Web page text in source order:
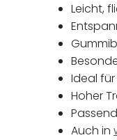
Leicht,
Ideal
Hoher
Auch in